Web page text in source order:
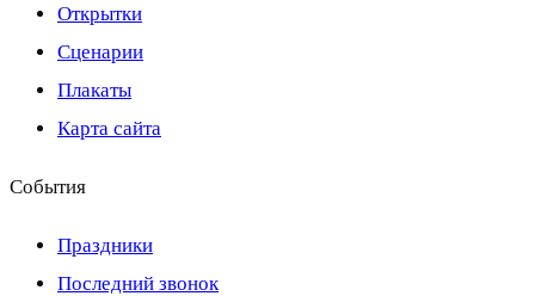
Открытки
Сценарии
Плакаты
Карта сайта
События
Праздники
Последний звонок